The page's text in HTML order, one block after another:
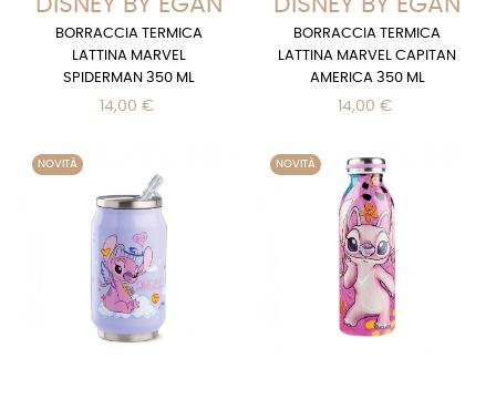
BORRACCIA TERMICA
LATTINA MARVEL
SPIDERMAN 350 ML
14,00 €
BORRACCIA TERMICA
LATTINA MARVEL CAPITAN
AMERICA 350 ML
14,00 €
NOVITÀ NOVITÀ